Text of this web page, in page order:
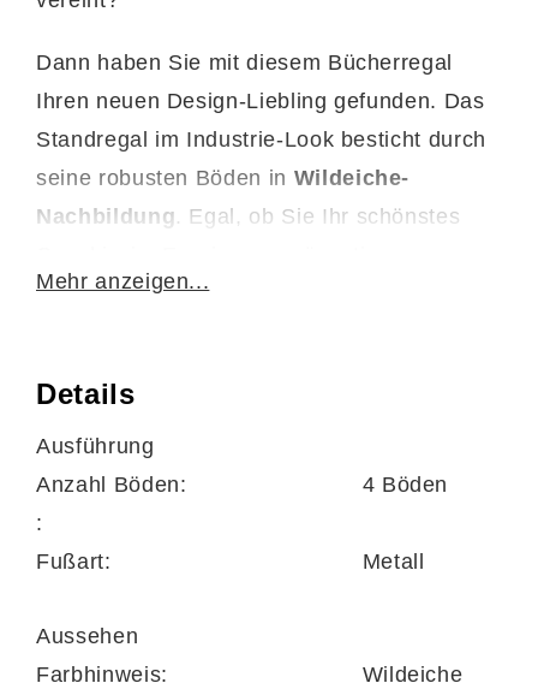
Dann haben Sie mit diesem Bücherregal
Ihren neuen Design-Liebling gefunden. Das
Standregal im Industrie-Look besticht durch
seine robusten Böden in Wildeiche-
Nachbildung. Egal, ob Sie Ihr schönstes
möchten oder Ablagefläche für Ihre Bücher
oder Wohnzimmermöbel ist Ihre erste Wahl.
Mit Maßen von ca. 77 x 114 x 35 cm
Fächern genug Stauraum für alles Wichtige.
mit rauer Oberfläche verpasst dem
Bücherregal ein rustikales Finish und macht
Mehr anzeigen...
Details
Ausführung
Anzahl Böden:
4 Böden
:
Fußart:
Metall
Aussehen
Farbhinweis:
Wildeiche